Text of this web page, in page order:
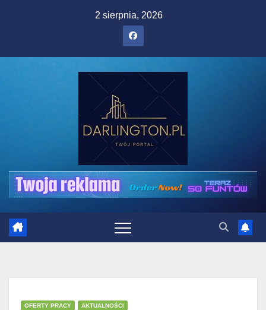
2 sierpnia, 2026
OFERTY PRACY AKTUALNOŚCI